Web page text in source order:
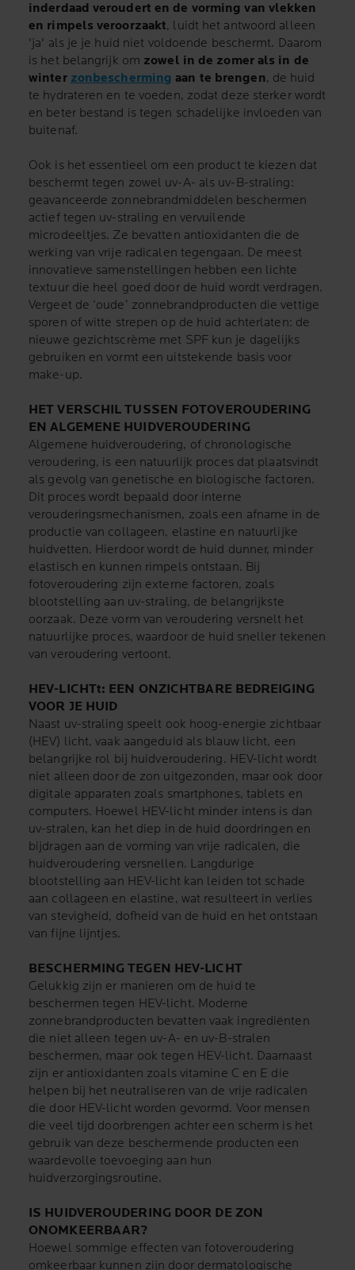
inderdaad veroudert en de vorming van vlekken
en rimpels veroorzaakt, luidt het antwoord alleen
'ja' als je je huid niet voldoende beschermt. Daarom
is het belangrijk om zowel in de zomer als in de
winter zonbescherming aan te brengen, de huid
te hydrateren en te voeden, zodat deze sterker wordt
en beter bestand is tegen schadelijke invloeden van
buitenaf.
Ook is het essentieel om een product te kiezen dat
beschermt tegen zowel uv-A- als uv-B-straling:
geavanceerde zonnebrandmiddelen beschermen
actief tegen uv-straling en vervuilende
microdeeltjes. Ze bevatten antioxidanten die de
werking van vrije radicalen tegengaan. De meest
innovatieve samenstellingen hebben een lichte
textuur die heel goed door de huid wordt verdragen.
Vergeet de ‘oude’ zonnebrandproducten die vettige
sporen of witte strepen op de huid achterlaten: de
nieuwe gezichtscrème met SPF kun je dagelijks
gebruiken en vormt een uitstekende basis voor
make-up.
HET VERSCHIL TUSSEN FOTOVEROUDERING
EN ALGEMENE HUIDVEROUDERING
Algemene huidveroudering, of chronologische
veroudering, is een natuurlijk proces dat plaatsvindt
als gevolg van genetische en biologische factoren.
Dit proces wordt bepaald door interne
verouderingsmechanismen, zoals een afname in de
productie van collageen, elastine en natuurlijke
huidvetten. Hierdoor wordt de huid dunner, minder
elastisch en kunnen rimpels ontstaan. Bij
fotoveroudering zijn externe factoren, zoals
blootstelling aan uv-straling, de belangrijkste
oorzaak. Deze vorm van veroudering versnelt het
natuurlijke proces, waardoor de huid sneller tekenen
van veroudering vertoont.
HEV-LICHTt: EEN ONZICHTBARE BEDREIGING
VOOR JE HUID
Naast uv-straling speelt ook hoog-energie zichtbaar
(HEV) licht, vaak aangeduid als blauw licht, een
belangrijke rol bij huidveroudering. HEV-licht wordt
niet alleen door de zon uitgezonden, maar ook door
digitale apparaten zoals smartphones, tablets en
computers. Hoewel HEV-licht minder intens is dan
uv-stralen, kan het diep in de huid doordringen en
bijdragen aan de vorming van vrije radicalen, die
huidveroudering versnellen. Langdurige
blootstelling aan HEV-licht kan leiden tot schade
aan collageen en elastine, wat resulteert in verlies
van stevigheid, dofheid van de huid en het ontstaan
van fijne lijntjes.
BESCHERMING TEGEN HEV-LICHT
Gelukkig zijn er manieren om de huid te
beschermen tegen HEV-licht. Moderne
zonnebrandproducten bevatten vaak ingrediënten
die niet alleen tegen uv-A- en uv-B-stralen
beschermen, maar ook tegen HEV-licht. Daarnaast
zijn er antioxidanten zoals vitamine C en E die
helpen bij het neutraliseren van de vrije radicalen
die door HEV-licht worden gevormd. Voor mensen
die veel tijd doorbrengen achter een scherm is het
gebruik van deze beschermende producten een
waardevolle toevoeging aan hun
huidverzorgingsroutine.
IS HUIDVEROUDERING DOOR DE ZON
ONOMKEERBAAR?
Hoewel sommige effecten van fotoveroudering
omkeerbaar kunnen zijn door dermatologische